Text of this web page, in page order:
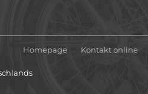
Homepage Kontakt online